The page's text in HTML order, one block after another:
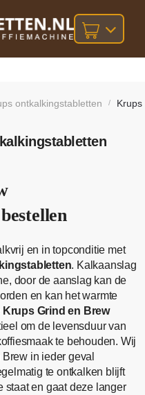
orders
ontkalkingstabletten /
en in topconditie met
. Kalkaanslag
door de aanslag kan de
en kan het warmte
Krups Grind en Brew
om de levensduur van
te behouden. Wij
in ieder geval
te ontkalken blijft
staat en gaat deze langer